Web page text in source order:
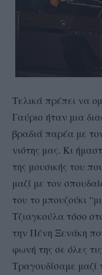
Τελικά πρέπει να
Γαύριο ήταν μια
βραδιά παρέα με
νιότης μας. Κι
της μουσικής του
μαζί με τον
του το μπουζούκι
Τζιαγκούλα τόσο
την Πένη Ξενάκη
φωνή της σε όλες
Τραγουδίσαμε μαζί